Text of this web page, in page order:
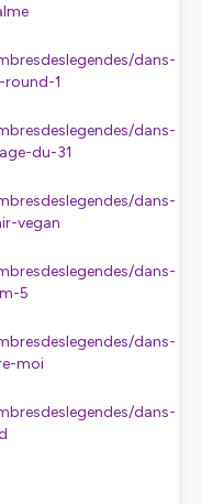
dans-
1
dans-
du-31
dans-
vegan
dans-
5
dans-
moi
dans-